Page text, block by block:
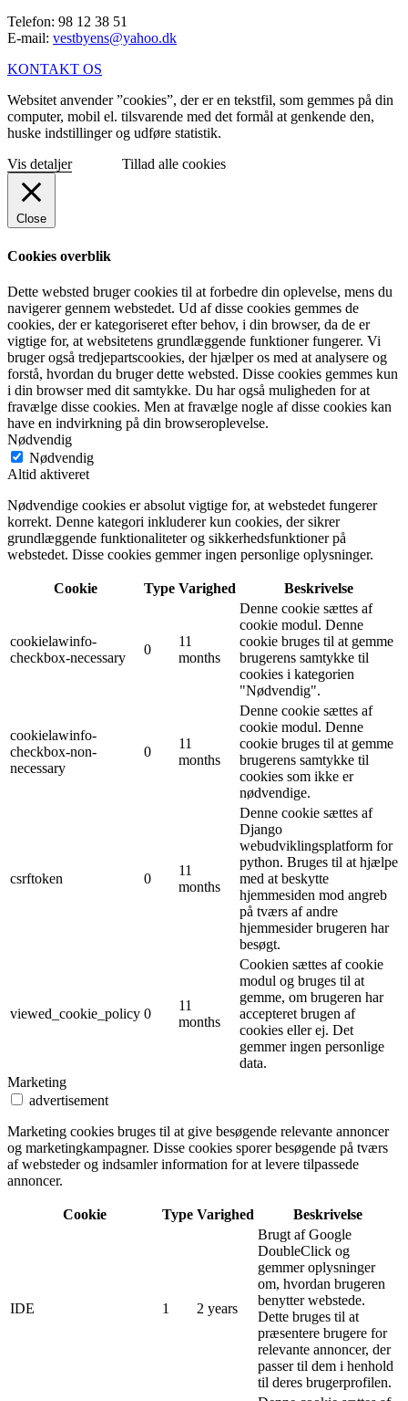
Telefon: 98 12 38 51
E-mail: vestbyens@yahoo.dk
KONTAKT OS
Websitet anvender ”cookies”, der er en tekstfil, som gemmes på din
computer, mobil el. tilsvarende med det formål at genkende den,
huske indstillinger og udføre statistik.
Vis detaljer
Tillad alle cookies
Close
Cookies overblik
Dette websted bruger cookies til at forbedre din oplevelse, mens du
navigerer gennem webstedet. Ud af disse cookies gemmes de
cookies, der er kategoriseret efter behov, i din browser, da de er
vigtige for, at websitetens grundlæggende funktioner fungerer. Vi
bruger også tredjepartscookies, der hjælper os med at analysere og
forstå, hvordan du bruger dette websted. Disse cookies gemmes kun
i din browser med dit samtykke. Du har også muligheden for at
fravælge disse cookies. Men at fravælge nogle af disse cookies kan
have en indvirkning på din browseroplevelse.
Nødvendig
Nødvendig
Altid aktiveret
Nødvendige cookies er absolut vigtige for, at webstedet fungerer
korrekt. Denne kategori inkluderer kun cookies, der sikrer
grundlæggende funktionaliteter og sikkerhedsfunktioner på
webstedet. Disse cookies gemmer ingen personlige oplysninger.
Cookie Type Varighed Beskrivelse
cookielawinfo-
checkbox-necessary
0
11
months
Denne cookie sættes af
cookie modul. Denne
cookie bruges til at gemme
brugerens samtykke til
cookies i kategorien
"Nødvendig".
cookielawinfo-
checkbox-non-
necessary
0
11
months
Denne cookie sættes af
cookie modul. Denne
cookie bruges til at gemme
brugerens samtykke til
cookies som ikke er
nødvendige.
csrftoken 0
11
months
Denne cookie sættes af
Django
webudviklingsplatform for
python. Bruges til at hjælpe
med at beskytte
hjemmesiden mod angreb
på tværs af andre
hjemmesider brugeren har
besøgt.
viewed_cookie_policy 0
11
months
Cookien sættes af cookie
modul og bruges til at
gemme, om brugeren har
accepteret brugen af ​​
cookies eller ej. Det
gemmer ingen personlige
data.
Marketing
advertisement
Marketing cookies bruges til at give besøgende relevante annoncer
og marketingkampagner. Disse cookies sporer besøgende på tværs
af websteder og indsamler information for at levere tilpassede
annoncer.
Cookie Type Varighed Beskrivelse
IDE 1 2 years
Brugt af Google
DoubleClick og
gemmer oplysninger
om, hvordan brugeren
benytter webstede.
Dette bruges til at
præsentere brugere for
relevante annoncer, der
passer til dem i henhold
til deres brugerprofilen.